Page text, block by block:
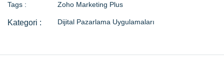
Tags : Zoho Marketing Plus
Dijital Pazarlama Uygulamaları